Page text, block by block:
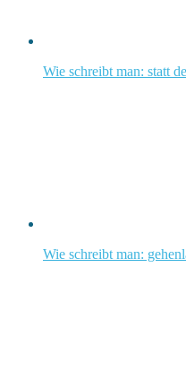
Wie schreibt man: statt
Wie schreibt man: